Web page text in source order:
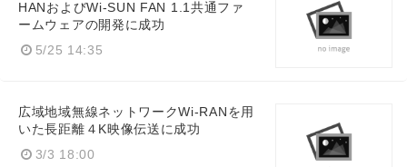
HANおよびWi-SUN FAN 1.1共通ファ
ームウェアの開発に成功
5/25 14:35
広域地域無線ネットワークWi-RANを用
いた長距離４K映像伝送に成功
3/3 18:00